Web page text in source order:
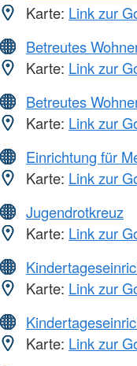
Karte: Link zur
Betreutes
Karte: Link zur
Betreutes
Karte: Link zur
Einrichtung für
Karte: Link zur
Jugendrotkreuz
Karte: Link zur
Karte: Link zur
Karte: Link zur